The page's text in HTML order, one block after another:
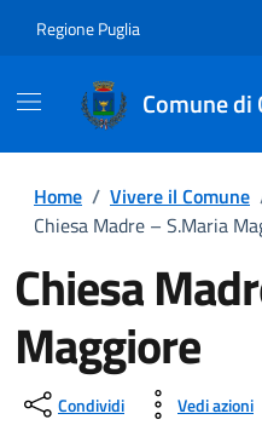
Regione Puglia
Comune di
Home / Vivere il Comune
Chiesa Madre – S.Maria
Chiesa
Maggiore
Condividi Vedi azioni